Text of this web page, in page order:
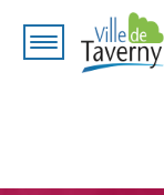
contenu
Paramétrer les cookies